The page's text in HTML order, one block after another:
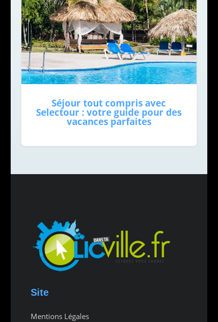
Séjour tout compris avec
Selectour : votre guide pour des
vacances parfaites
Site
Mentions Légales